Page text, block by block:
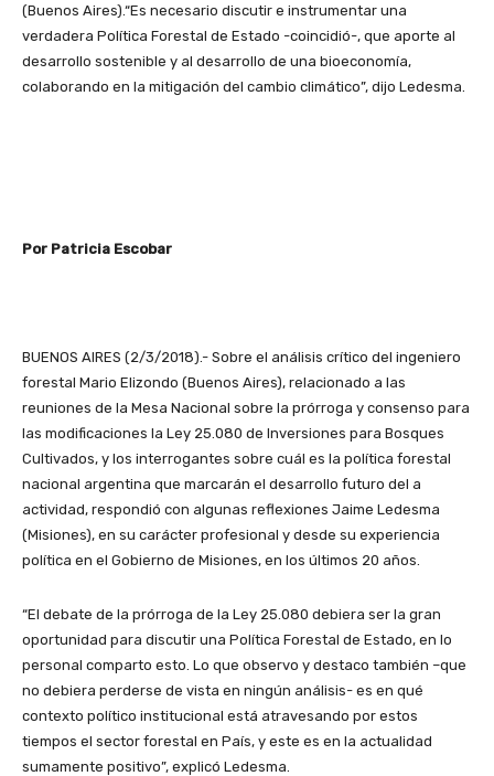
(Buenos Aires).“Es necesario discutir e instrumentar una
verdadera Política Forestal de Estado -coincidió-, que aporte al
desarrollo sostenible y al desarrollo de una bioeconomía,
colaborando en la mitigación del cambio climático”, dijo Ledesma.
Por Patricia Escobar
BUENOS AIRES (2/3/2018).- Sobre el análisis crítico del ingeniero
forestal Mario Elizondo (Buenos Aires), relacionado a las
reuniones de la Mesa Nacional sobre la prórroga y consenso para
las modificaciones la Ley 25.080 de Inversiones para Bosques
Cultivados, y los interrogantes sobre cuál es la política forestal
nacional argentina que marcarán el desarrollo futuro del a
actividad, respondió con algunas reflexiones Jaime Ledesma
(Misiones), en su carácter profesional y desde su experiencia
política en el Gobierno de Misiones, en los últimos 20 años.
“El debate de la prórroga de la Ley 25.080 debiera ser la gran
oportunidad para discutir una Política Forestal de Estado, en lo
personal comparto esto. Lo que observo y destaco también –que
no debiera perderse de vista en ningún análisis- es en qué
contexto político institucional está atravesando por estos
tiempos el sector forestal en País, y este es en la actualidad
sumamente positivo”, explicó Ledesma.